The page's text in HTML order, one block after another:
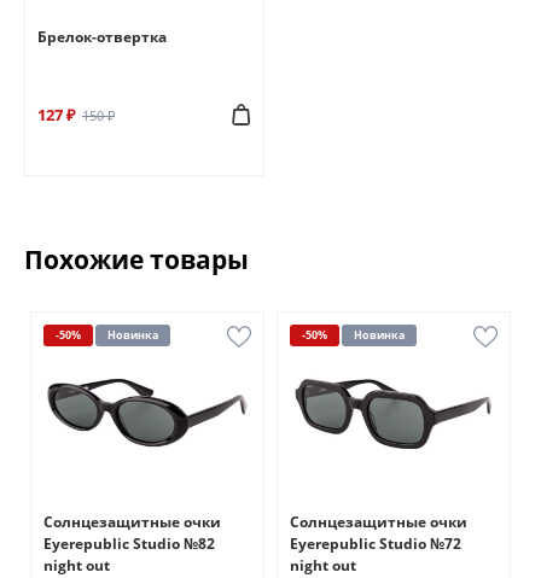
Брелок-отвертка
127 ₽ 150 ₽
Похожие товары
-50% Новинка
Солнцезащитные очки
Eyerepublic Studio №82
night out
-50% Новинка
Солнцезащитные очки
Eyerepublic Studio №72
night out